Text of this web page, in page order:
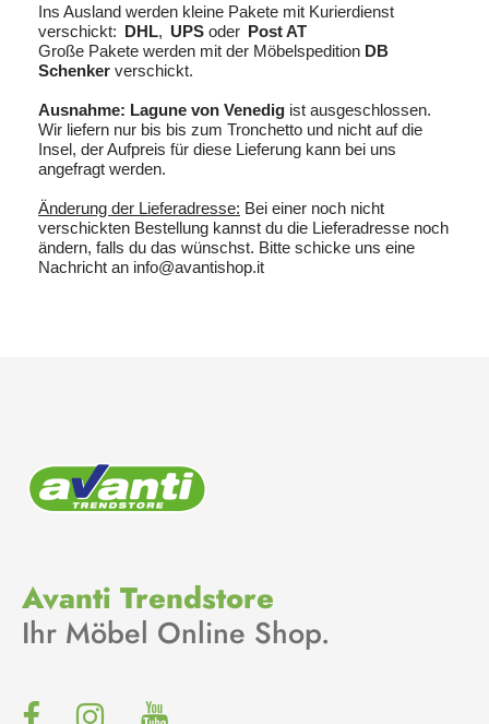
Ins Ausland werden kleine Pakete mit Kurierdienst
verschickt: DHL, UPS oder Post AT
Große Pakete werden mit der Möbelspedition DB
Schenker verschickt.
Ausnahme: Lagune von Venedig ist ausgeschlossen.
Wir liefern nur bis bis zum Tronchetto und nicht auf die
Insel, der Aufpreis für diese Lieferung kann bei uns
angefragt werden.
Änderung der Lieferadresse: Bei einer noch nicht
verschickten Bestellung kannst du die Lieferadresse noch
ändern, falls du das wünschst. Bitte schicke uns eine
Nachricht an info@avantishop.it
Avanti Trendstore
Ihr Möbel Online Shop.